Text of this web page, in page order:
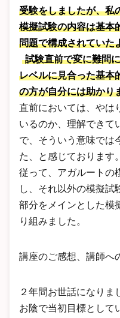
受験をしましたが、私
模擬試験の内容は基本
問題で構成されていた
試験直前で変に難問
レベルに見合った基本
の方が自分には助かり
直前においては、やは
いるのか、理解できて
で、そういう意味では
た、と感じております。
従って、アガルートの
し、それ以外の模擬試
部分をメインとした模
り組みました。
講座のご感想、講師へ
２年間お世話になりま
お陰で当初目標として